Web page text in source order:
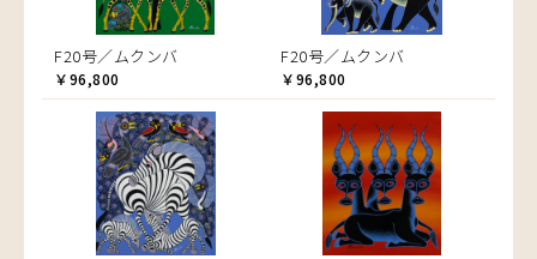
F20号／ムクンバ
￥96,800
F20号／ムクンバ
￥96,800